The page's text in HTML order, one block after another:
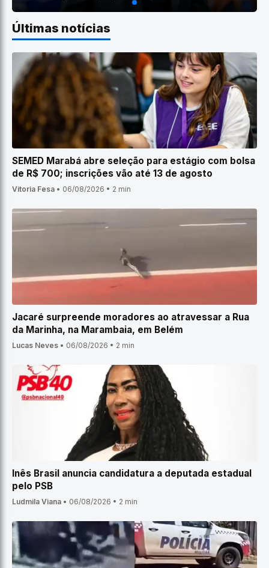
Últimas notícias
SEMED Marabá abre seleção para estágio com bolsa
de R$ 700; inscrições vão até 13 de agosto
Vitoria Fesa • 06/08/2026 • 2 min
Jacaré surpreende moradores ao atravessar a Rua
da Marinha, na Marambaia, em Belém
Lucas Neves • 06/08/2026 • 2 min
Inês Brasil anuncia candidatura a deputada estadual
pelo PSB
Ludmila Viana • 06/08/2026 • 2 min